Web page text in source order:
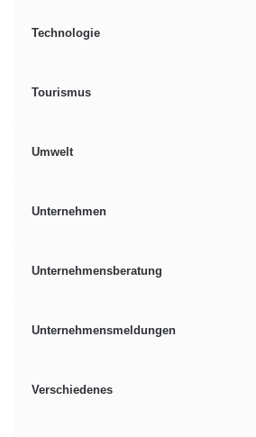
Technologie
Tourismus
Umwelt
Unternehmen
Unternehmensberatung
Unternehmensmeldungen
Verschiedenes